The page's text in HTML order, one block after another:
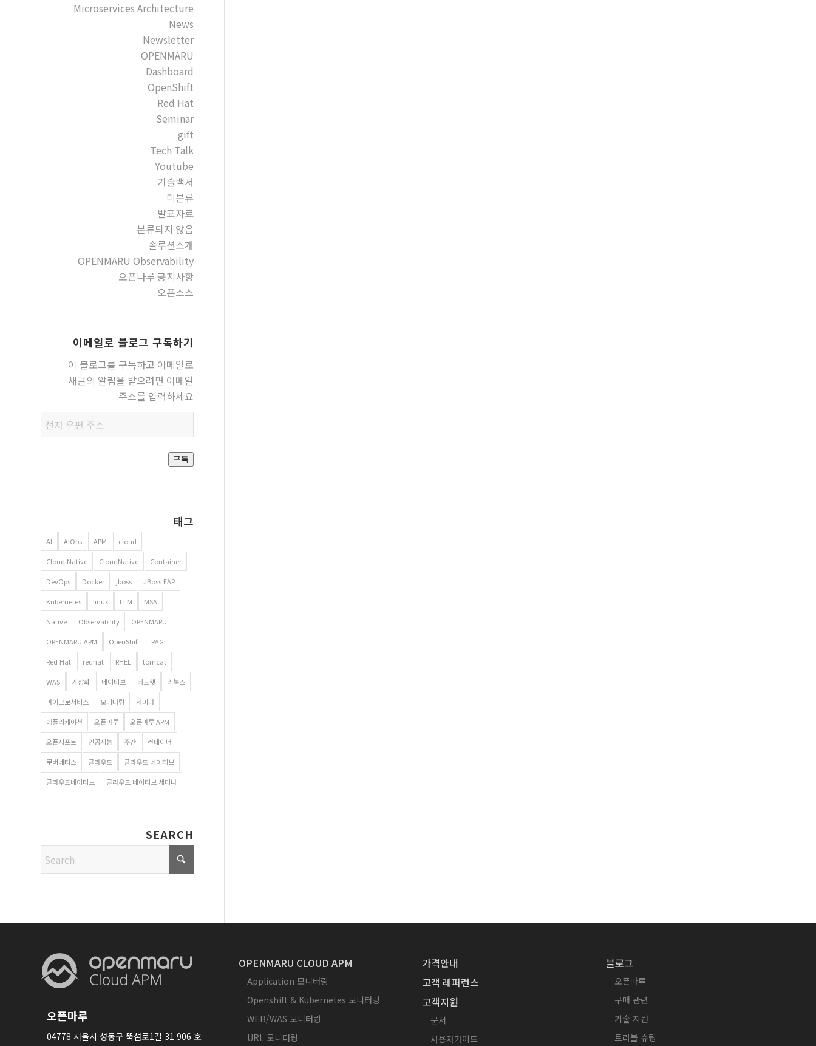
Microservices Architecture
News
Newsletter
OPENMARU
Dashboard
OpenShift
Red Hat
Seminar
gift
Tech Talk
Youtube
기술백서
미분류
발표자료
분류되지 않음
솔루션소개
OPENMARU Observability
오픈나루 공지사항
오픈소스
이메일로 블로그 구독하기
이 블로그를 구독하고 이메일로
새글의 알림을 받으려면 이메일
주소를 입력하세요
우편
주소
구독
태그
AI AIOps APM cloud
Cloud Native CloudNative Container
DevOps Docker jboss JBoss EAP
Kubernetes linux LLM MSA
Native Observability OPENMARU
OPENMARU APM OpenShift RAG
Red Hat redhat RHEL tomcat
WAS 가상화 네이티브 레드햇 리눅스
마이크로서비스 모니터링 세미나
애플리케이션 오픈마루 오픈마루 APM
오픈시프트 인공지능 주간 컨테이너
쿠버네티스 클라우드 클라우드 네이티브
클라우드네이티브 클라우드 네이티브 세미나
SEARCH
오픈마루
04778 서울시 성동구 뚝섬로1길 31 906 호
OPENMARU CLOUD APM
Application 모니터링
Openshift & Kubernetes 모니터링
WEB/WAS 모니터링
URL 모니터링
가격안내
고객 레퍼런스
고객지원
문서
사용자가이드
블로그
오픈마루
구매 관련
기술 지원
트러블 슈팅